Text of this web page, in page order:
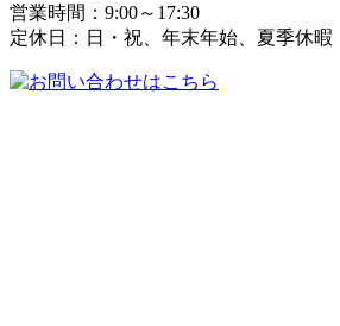
営業時間：9:00～17:30
定休日：日・祝、年末年始、夏季休暇